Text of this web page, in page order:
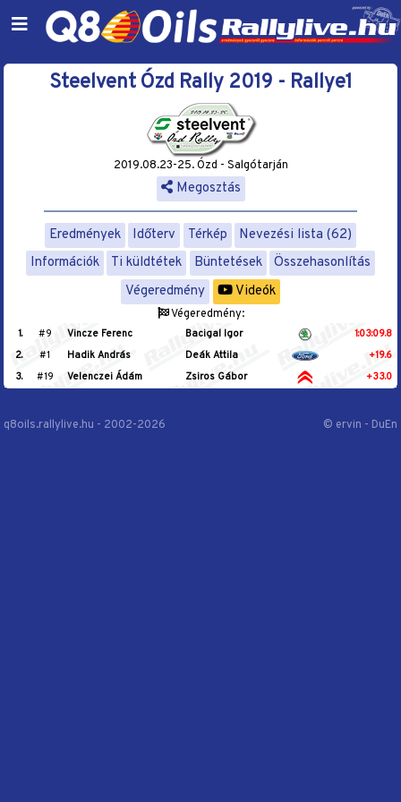
Steelvent Ózd Rally 2019 - Rallye1
2019.08.23-25. Ózd - Salgótarján
Megosztás
Eredmények Időterv Térkép
Nevezési lista (62)
Információk
Ti küldtétek Büntetések
Összehasonlítás
Végeredmény
Videók
Végeredmény:
1. #9 Vincze Ferenc Bacigal Igor
1:03:09.8
2.
#1 Hadik András Deák Attila
+19.6
3.
#19 Velenczei Ádám Zsiros Gábor +33.0
q8oils.rallylive.hu - 2002-2026 © ervin - DuEn